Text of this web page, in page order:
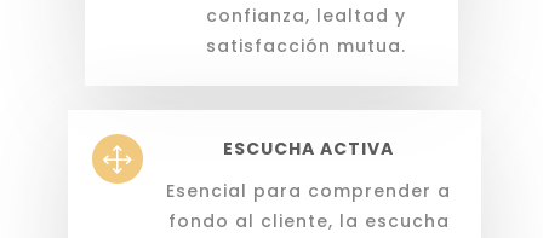
confianza, lealtad y
satisfacción mutua.
1
ESCUCHA ACTIVA
Esencial para comprender a
fondo al cliente, la escucha